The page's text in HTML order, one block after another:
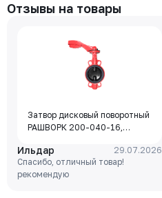
Отзывы на товары
Затвор дисковый поворотный
РАШВОРК 200-040-16,
250 (GG25), диск - GJS-400-
15 (GGG40), уплотнение -
EPDM, М/Ф, рукоятка
Ильдар
29.07.2026
Спасибо, отличный товар!
рекомендую